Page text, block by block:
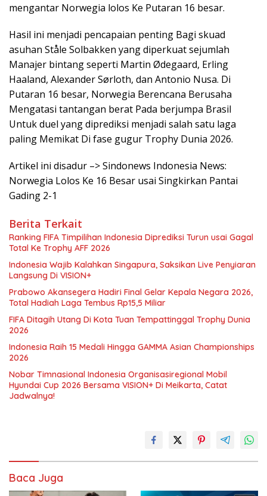
mengantar Norwegia lolos Ke Putaran 16 besar.
Hasil ini menjadi pencapaian penting Bagi skuad
asuhan Ståle Solbakken yang diperkuat sejumlah
Manajer bintang seperti Martin Ødegaard, Erling
Haaland, Alexander Sørloth, dan Antonio Nusa. Di
Putaran 16 besar, Norwegia Berencana Berusaha
Mengatasi tantangan berat Pada berjumpa Brasil
Untuk duel yang diprediksi menjadi salah satu laga
paling Memikat Di fase gugur Trophy Dunia 2026.
Artikel ini disadur –> Sindonews Indonesia News:
Norwegia Lolos Ke 16 Besar usai Singkirkan Pantai
Gading 2-1
Berita Terkait
Ranking FIFA Timpilihan Indonesia Diprediksi Turun usai Gagal
Total Ke Trophy AFF 2026
Indonesia Wajib Kalahkan Singapura, Saksikan Live Penyiaran
Langsung Di VISION+
Prabowo Akansegera Hadiri Final Gelar Kepala Negara 2026,
Total Hadiah Laga Tembus Rp15,5 Miliar
FIFA Ditagih Utang Di Kota Tuan Tempattinggal Trophy Dunia
2026
Indonesia Raih 15 Medali Hingga GAMMA Asian Championships
2026
Nobar Timnasional Indonesia Organisasiregional Mobil
Hyundai Cup 2026 Bersama VISION+ Di Meikarta, Catat
Jadwalnya!
Baca Juga